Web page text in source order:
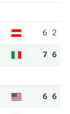
6 2
7 6
6 6